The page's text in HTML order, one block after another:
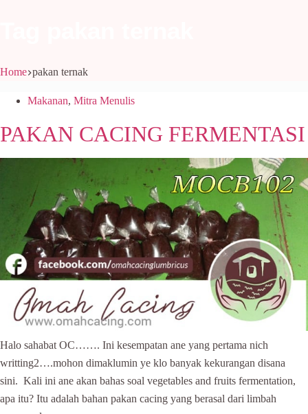
Home pakan ternak
Makanan, Mitra Menulis
PAKAN CACING FERMENTASI
Halo sahabat OC……. Ini kesempatan ane yang pertama nich
writting2….mohon dimaklumin ye klo banyak kekurangan disana
sini. Kali ini ane akan bahas soal vegetables and fruits fermentation,
apa itu? Itu adalah bahan pakan cacing yang berasal dari limbah